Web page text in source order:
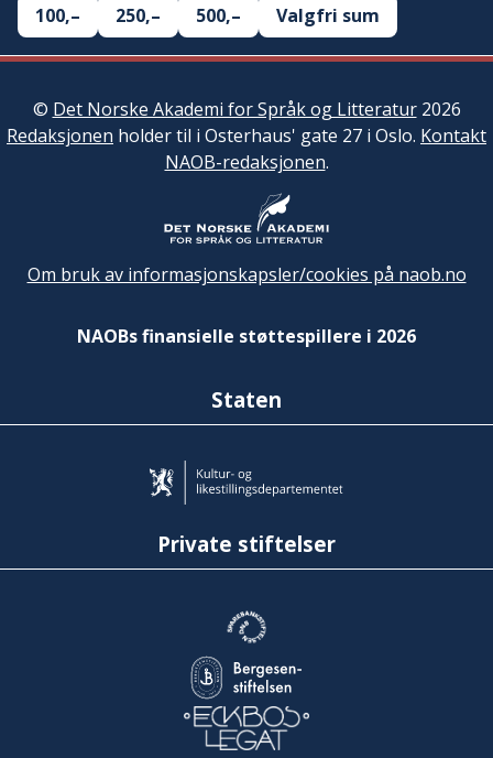
100,–
250,– 500,– Valgfri sum
© Det Norske Akademi for Språk og Litteratur2026
Redaksjonen holder til i Osterhaus' gate 27 i Oslo. Kontakt
NAOB-redaksjonen.
Om bruk av informasjonskapsler/cookies på naob.no
NAOBs finansielle støttespillere i 2026
Staten
Private stiftelser